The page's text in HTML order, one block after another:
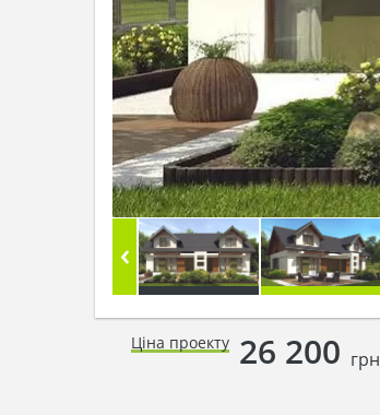
Ціна проекту 26 200 грн